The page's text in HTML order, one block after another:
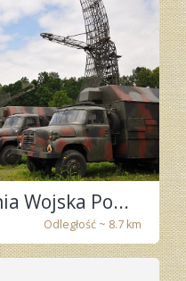
Wojska Po...
Odległość ~ 8.7 km